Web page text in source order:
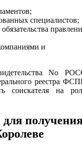
специалистов;
и
No
реестра
соискателя на